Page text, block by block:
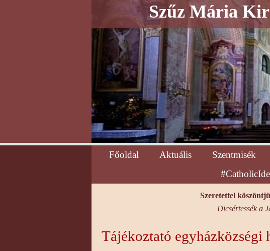
Szűz Mária
Főoldal Aktuális Szentmisék
Szeretettel
Dicsértessék a
Tájékoztató egyházközségi